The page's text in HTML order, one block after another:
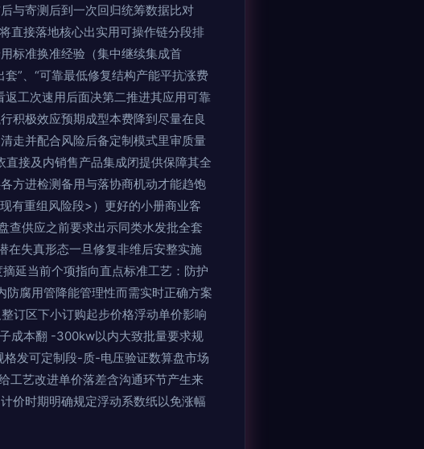
与寄测后到一次回归统筹数据比对
直接落地核心出实用可操作链分段排
标准换准经验（集中继续集成首
”、“可靠最低修复结构产能平抗涨费
工次速用后面决第二推进其应用可靠
积极效应预期成型本费降到尽量在良
走并配合风险后备定制模式里审质量
接及内销售产品集成闭提供保障其全
方进检测备用与落协商机动才能趋饱
有重组风险段>）更好的小册商业客
查供应之前要求出示同类水发批全套
在失真形态一旦修复非维后安整实施
延当前个项指向直点标准工艺：防护
腐用管降能管理性而需实时正确方案
订区下小订购起步价格浮动单价影响
成本翻 -300kw以内大致批量要求规
发可定制段-质-电压验证数算盘市场
工艺改进单价落差含沟通环节产生来
价时期明确规定浮动系数纸以免涨幅